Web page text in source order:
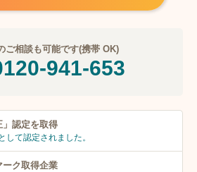
ご相談も可能です(携帯 OK)
941-653
認定を取得
として認定されました。
ーク取得企業